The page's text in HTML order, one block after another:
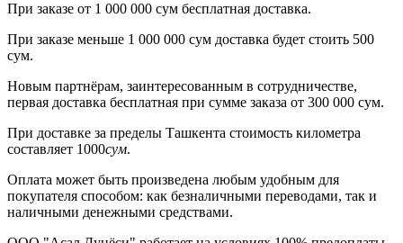
При заказе от 1 000 000 сум бесплатная доставка.
При заказе меньше 1 000 000 сум доставка будет стоить 500
сум.
Новым партнёрам, заинтересованным в сотрудничестве,
первая доставка бесплатная при сумме заказа от 300 000 сум.
При доставке за пределы Ташкента стоимость километра
составляет 1000сум.
Оплата может быть произведена любым удобным для
покупателя способом: как безналичными переводами, так и
наличными денежными средствами.